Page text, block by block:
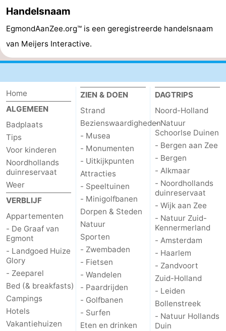
Zandvoort
Zuid-
Holland
-
Leiden
Bollenstreek
Natuur
Hollands
Duin
-
Noordwijk
-
Katwijk
-
Scheveningen
-
Den
Haag
-
Rotterdam
-
Rockanje
Weer
Contact
Handelsnaam
EgmondAanZee.org™ is een geregistreerde handelsnaam
van Meijers Interactive.
Home
ALGEMEEN
Badplaats
Tips
Voor kinderen
Noordhollands
duinreservaat
Weer
VERBLIJF
Appartementen
- De Graaf van
Egmont
- Landgoed Huize
Glory
- Zeeparel
Bed (& breakfasts)
Campings
Hotels
Vakantiehuizen
ZIEN & DOEN
Strand
Bezienswaardigheden
- Musea
- Monumenten
- Uitkijkpunten
Attracties
- Speeltuinen
- Minigolfbanen
Dorpen & Steden
Natuur
Sporten
- Zwembaden
- Fietsen
- Wandelen
- Paardrijden
- Golfbanen
- Surfen
Eten en drinken
DAGTRIPS
Noord-Holland
- Natuur
Schoorlse Duinen
- Bergen aan Zee
- Bergen
- Alkmaar
- Noordhollands
duinreservaat
- Wijk aan Zee
- Natuur Zuid-
Kennermerland
- Amsterdam
- Haarlem
- Zandvoort
Zuid-Holland
- Leiden
Bollenstreek
- Natuur Hollands
Duin